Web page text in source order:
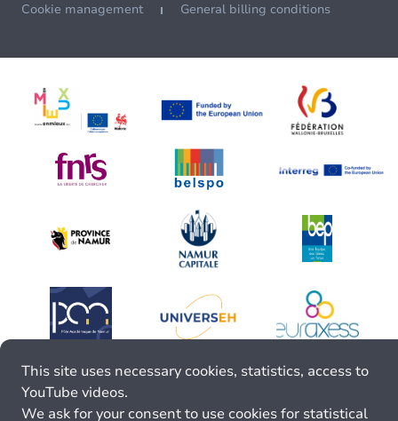
Cookie management General billing conditions
This site uses necessary cookies, statistics, access to
YouTube videos.
We ask for your consent to use cookies for statistical